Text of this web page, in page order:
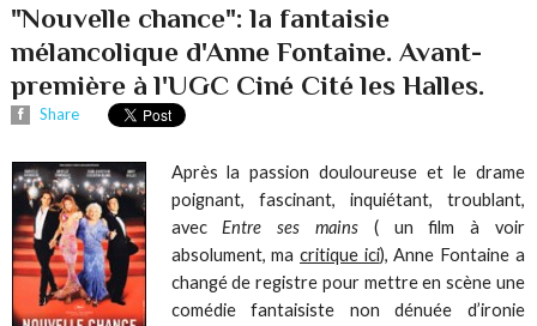
"Nouvelle chance": la fantaisie
mélancolique d'Anne Fontaine. Avant-
première à l'UGC Ciné Cité les Halles.
Share
Après la passion douloureuse et le drame
poignant, fascinant, inquiétant, troublant,
avecEntre ses mains( un film à voir
absolument, macritique ici), Anne Fontaine a
changé de registre pour mettre en scène une
comédie fantaisiste non dénuée d’ironie